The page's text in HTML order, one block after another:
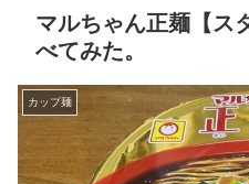
マルちゃん正麺【ス
べてみた。
カップ麺